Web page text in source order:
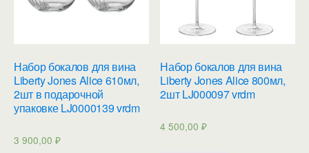
Набор бокалов для вина
Liberty Jones Alice 610мл,
2шт в подарочной
упаковке LJ0000139 vrdm
3 900,00 ₽
Набор бокалов для вина
Liberty Jones Alice 800мл,
2шт LJ000097 vrdm
4 500,00₽